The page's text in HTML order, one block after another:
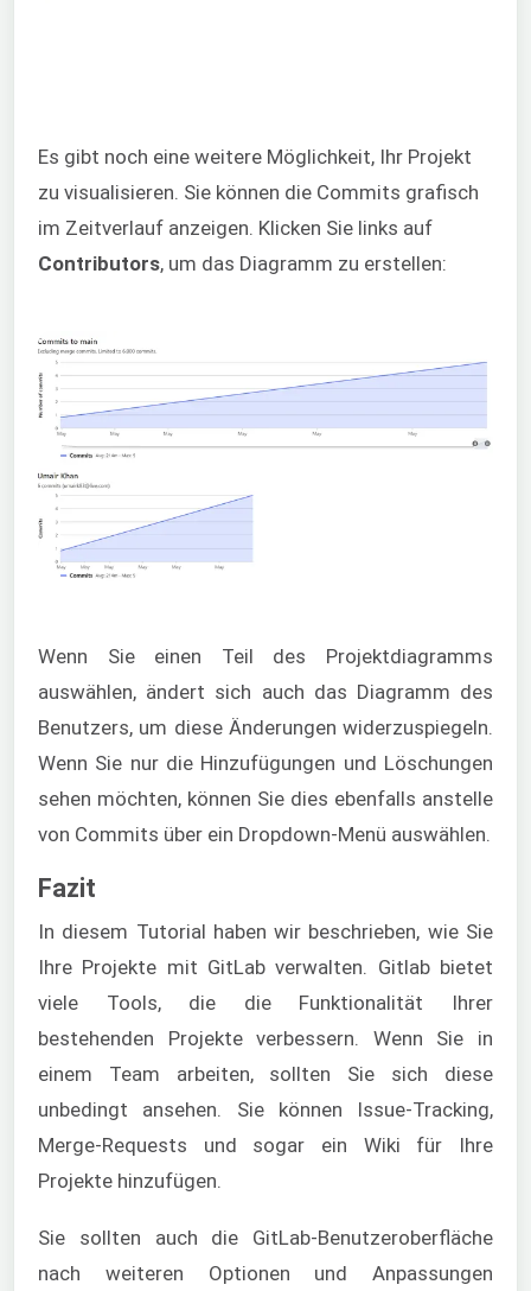
Es gibt noch eine weitere Möglichkeit, Ihr Projekt
zu visualisieren. Sie können die Commits grafisch
im Zeitverlauf anzeigen. Klicken Sie links auf
Contributors, um das Diagramm zu erstellen:
Wenn Sie einen Teil des Projektdiagramms
auswählen, ändert sich auch das Diagramm des
Benutzers, um diese Änderungen widerzuspiegeln.
Wenn Sie nur die Hinzufügungen und Löschungen
sehen möchten, können Sie dies ebenfalls anstelle
von Commits über ein Dropdown-Menü auswählen.
Fazit
In diesem Tutorial haben wir beschrieben, wie Sie
Ihre Projekte mit GitLab verwalten. Gitlab bietet
viele Tools, die die Funktionalität Ihrer
bestehenden Projekte verbessern. Wenn Sie in
einem Team arbeiten, sollten Sie sich diese
unbedingt ansehen. Sie können Issue-Tracking,
Merge-Requests und sogar ein Wiki für Ihre
Projekte hinzufügen.
Sie sollten auch die GitLab-Benutzeroberfläche
nach weiteren Optionen und Anpassungen